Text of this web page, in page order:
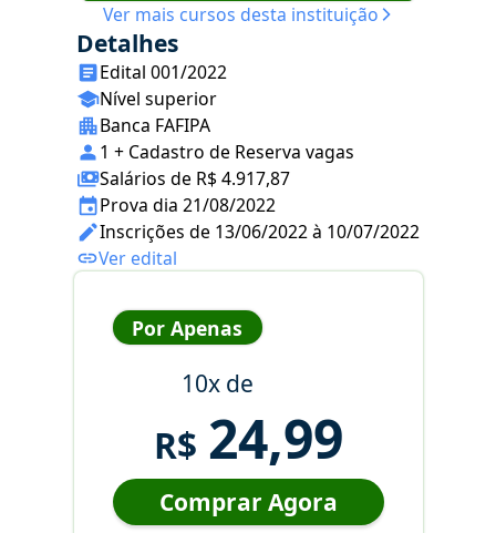
Ver mais cursos desta instituição
Detalhes
Edital 001/2022
Nível superior
Banca FAFIPA
1 + Cadastro de Reserva vagas
Salários de R$ 4.917,87
Prova dia 21/08/2022
Inscrições de 13/06/2022 à 10/07/2022
Ver edital
Por Apenas
10x de
R$ 24,99
Comprar Agora